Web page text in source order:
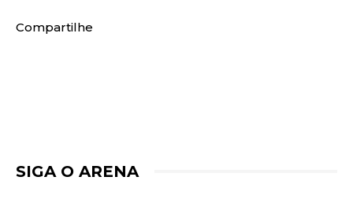
Compartilhe
SIGA O ARENA